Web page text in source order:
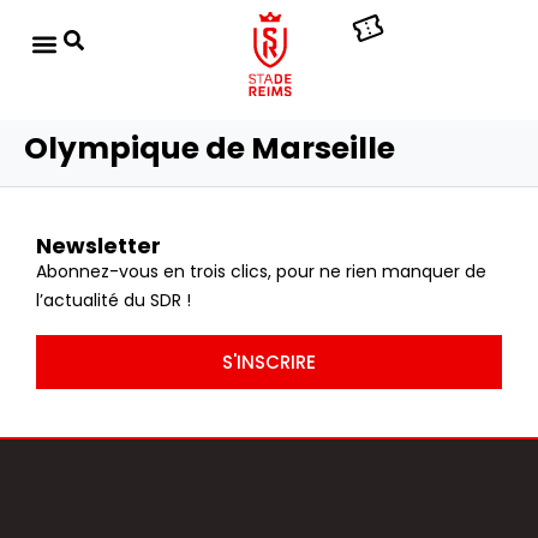
Olympique de Marseille
Newsletter
Abonnez-vous en trois clics, pour ne rien manquer de
l’actualité du SDR !
S'INSCRIRE